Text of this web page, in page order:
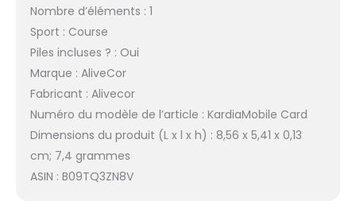
Nombre d’éléments : 1
Sport : Course
Piles incluses ? : Oui
Marque : AliveCor
Fabricant : Alivecor
Numéro du modèle de l’article : KardiaMobile Card
Dimensions du produit (L x l x h) : 8,56 x 5,41 x 0,13
cm; 7,4 grammes
ASIN : B09TQ3ZN8V